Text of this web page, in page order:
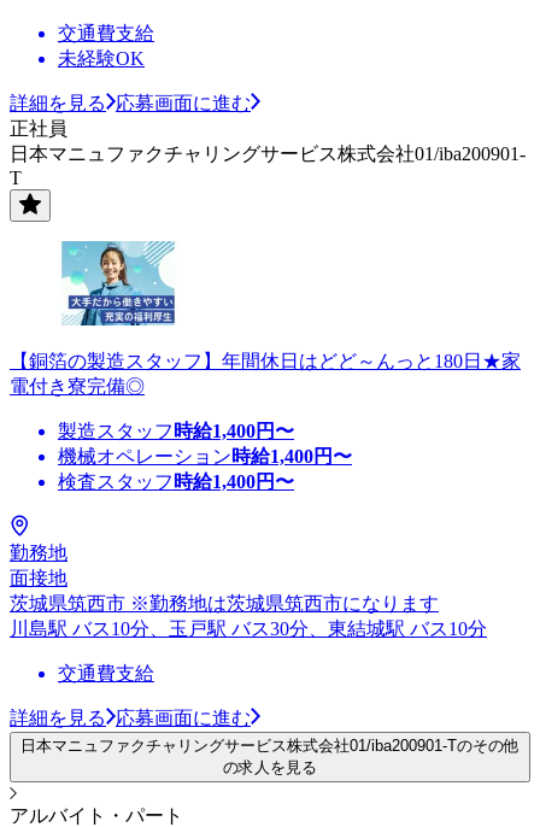
交通費支給
未経験OK
詳細を見る
応募画面に進む
正社員
日本マニュファクチャリングサービス株式会社01/iba200901-
T
【銅箔の製造スタッフ】年間休日はどど～んっと180日★家
電付き寮完備◎
製造スタッフ 時給1,400円〜
機械オペレーション時給1,400円〜
検査スタッフ 時給1,400円〜
勤務地
面接地
茨城県筑西市 ※勤務地は茨城県筑西市になります
川島駅 バス10分、玉戸駅 バス30分、東結城駅 バス10分
交通費支給
詳細を見る 応募画面に進む
日本マニュファクチャリングサービス株式会社01/iba200901-Tのその他
の求人を見る
アルバイト・パート